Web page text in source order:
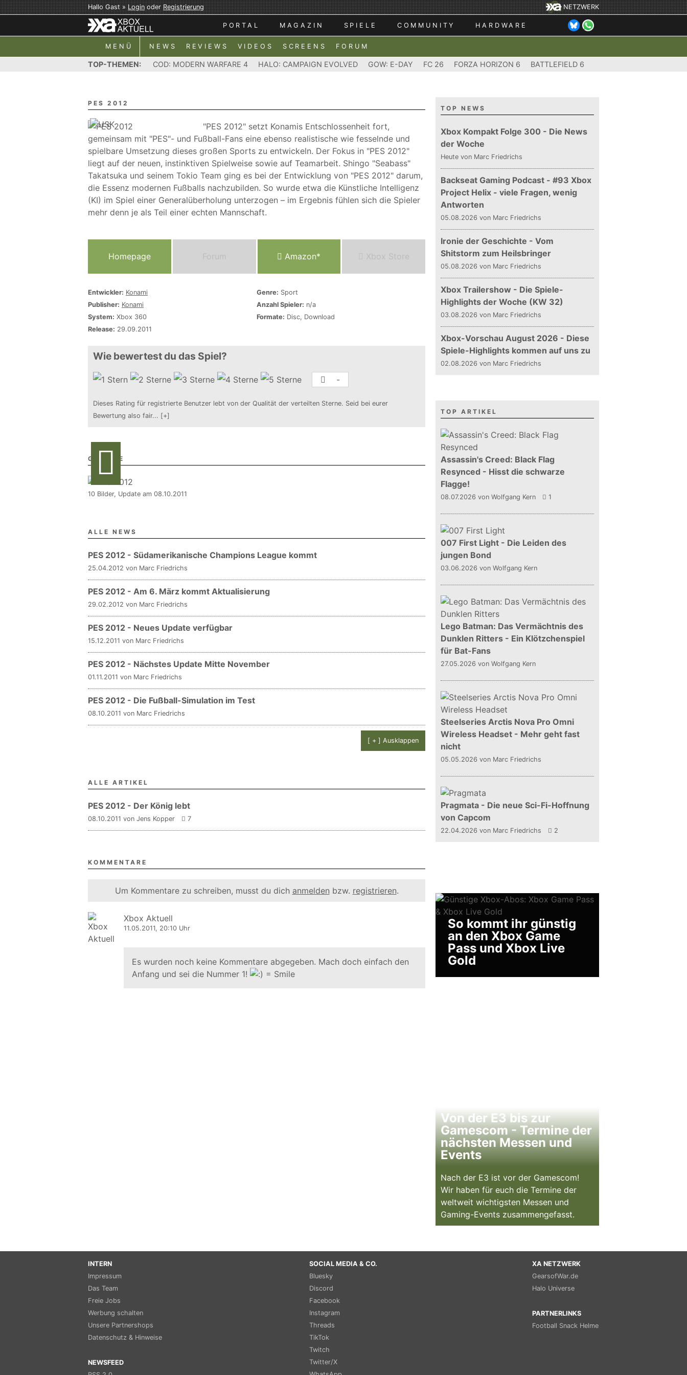
Hallo Gast »LoginoderRegistrierung NETZWERK
PORTAL MAGAZIN SPIELE COMMUNITY HARDWARE
MENÜ NEWS REVIEWS VIDEOS SCREENS FORUM
TOP-THEMEN: COD: MODERN WARFARE 4 HALO: CAMPAIGN EVOLVED GOW: E-DAY FC 26 FORZA HORIZON 6 BATTLEFIELD 6
PES 2012
"PES 2012" setzt Konamis Entschlossenheit fort,
gemeinsam mit "PES"- und Fußball-Fans eine ebenso realistische wie fesselnde und
spielbare Umsetzung dieses großen Sports zu entwickeln. Der Fokus in "PES 2012"
liegt auf der neuen, instinktiven Spielweise sowie auf Teamarbeit. Shingo "Seabass"
Takatsuka und seinem Tokio Team ging es bei der Entwicklung von "PES 2012" darum,
die Essenz modernen Fußballs nachzubilden. So wurde etwa die Künstliche Intelligenz
(KI) im Spiel einer Generalüberholung unterzogen – im Ergebnis fühlen sich die Spieler
mehr denn je als Teil einer echten Mannschaft.
Homepage Forum Amazon* Xbox Store
Entwickler: Konami
Publisher: Konami
System: Xbox 360
Genre: Sport
Anzahl Spieler: n/a
Formate: Disc, Download
Release: 29.09.2011
Wie bewertest du das Spiel?
-
Dieses Rating für registrierte Benutzer lebt von der Qualität der verteilten Sterne. Seid bei eurer
Bewertung also fair... [+]
GALERIE
10 Bilder, Update am 08.10.2011
ALLE NEWS
PES 2012 - Südamerikanische Champions League kommt
25.04.2012 von Marc Friedrichs
PES 2012 - Am 6. März kommt Aktualisierung
29.02.2012 von Marc Friedrichs
PES 2012 - Neues Update verfügbar
15.12.2011 von Marc Friedrichs
PES 2012 - Nächstes Update Mitte November
01.11.2011 von Marc Friedrichs
PES 2012 - Die Fußball-Simulation im Test
08.10.2011 von Marc Friedrichs
[ + ] Ausklappen
ALLE ARTIKEL
PES 2012 - Der König lebt
08.10.2011 von Jens Kopper 7
KOMMENTARE
Um Kommentare zu schreiben, musst du dich anmelden bzw. registrieren.
Xbox Aktuell
11.05.2011, 20:10 Uhr
Es wurden noch keine Kommentare abgegeben. Mach doch einfach den
Anfang und sei die Nummer 1!
TOP NEWS
Xbox Kompakt Folge 300 - Die News
der Woche
Heute von Marc Friedrichs
Backseat Gaming Podcast - #93 Xbox
Project Helix - viele Fragen, wenig
Antworten
05.08.2026 von Marc Friedrichs
Ironie der Geschichte - Vom
Shitstorm zum Heilsbringer
05.08.2026 von Marc Friedrichs
Xbox Trailershow - Die Spiele-
Highlights der Woche (KW 32)
03.08.2026 von Marc Friedrichs
Xbox-Vorschau August 2026 - Diese
Spiele-Highlights kommen auf uns zu
02.08.2026 von Marc Friedrichs
TOP ARTIKEL
Assassin's Creed: Black Flag
Resynced - Hisst die schwarze
Flagge!
08.07.2026 von Wolfgang Kern 1
007 First Light - Die Leiden des
jungen Bond
03.06.2026 von Wolfgang Kern
Lego Batman: Das Vermächtnis des
Dunklen Ritters - Ein Klötzchenspiel
für Bat-Fans
27.05.2026 von Wolfgang Kern
Steelseries Arctis Nova Pro Omni
Wireless Headset - Mehr geht fast
nicht
05.05.2026 von Marc Friedrichs
Pragmata - Die neue Sci-Fi-Hoffnung
von Capcom
22.04.2026 von Marc Friedrichs 2
So kommt ihr günstig
an den Xbox Game
Pass und Xbox Live
Gold
Von der E3 bis zur
Gamescom - Termine der
nächsten Messen und
Events
Nach der E3 ist vor der Gamescom!
Wir haben für euch die Termine der
weltweit wichtigsten Messen und
Gaming-Events zusammengefasst.
INTERN
Impressum
Das Team
Freie Jobs
Werbung schalten
Unsere Partnershops
Datenschutz & Hinweise
NEWSFEED
SOCIAL MEDIA & CO.
Bluesky
Discord
Facebook
Instagram
Threads
TikTok
Twitch
Twitter/X
XA NETZWERK
GearsofWar.de
Halo Universe
PARTNERLINKS
Football Snack Helme